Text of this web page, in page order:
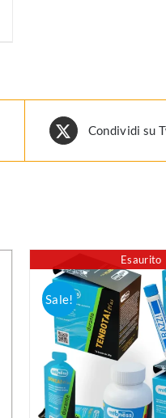
Condividi su
Esaurito
Sale!